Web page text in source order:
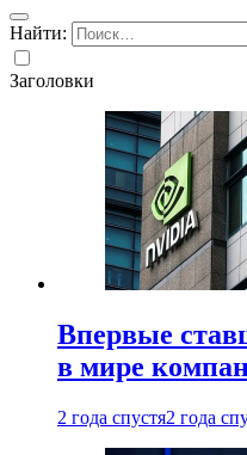
Найти:
Заголовки
Впервые
в мире
2 года спустя2 года